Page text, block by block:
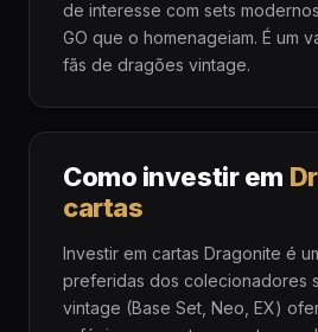
de interesse com sets
GO que o homenageiam. É um
fãs de dragões vintage.
Como investir em
cartas
Investir em cartas Dragonite é
preferidas dos colecionadores
vintage (Base Set, Neo, EX)